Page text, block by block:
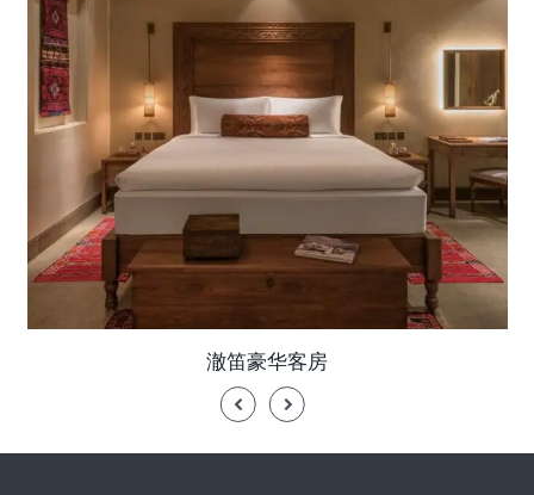
澈笛豪华客房
PreviousNext